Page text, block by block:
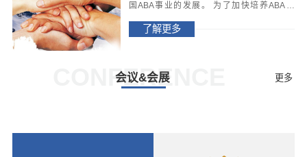
国ABA事业的发展。 为了加快培养ABA人
才，提升ABA专业能力，更好地为 ABA专业
工作者服务,形成良好的伦理道德风气，抵制
了解更多
CONFERENCE
会议&会展 更多